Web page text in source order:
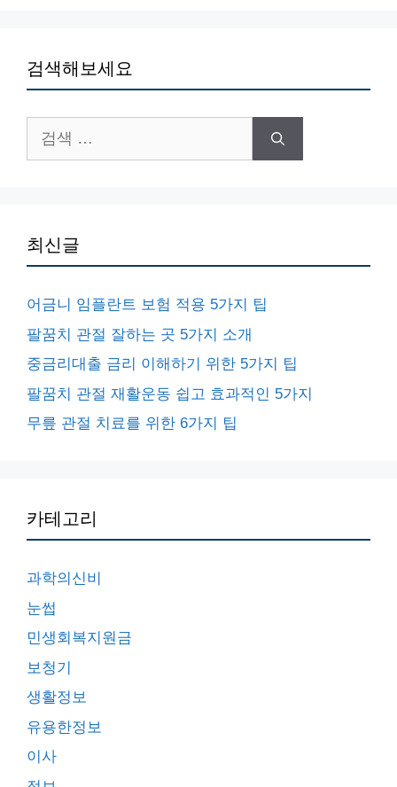
검색해보세요
색:
최신글
어금니 임플란트 보험 적용 5가지 팁
팔꿈치 관절 잘하는 곳 5가지 소개
중금리대출 금리 이해하기 위한 5가지 팁
팔꿈치 관절 재활운동 쉽고 효과적인 5가지
무릎 관절 치료를 위한 6가지 팁
카테고리
과학의신비
눈썹
민생회복지원금
보청기
생활정보
유용한정보
이사